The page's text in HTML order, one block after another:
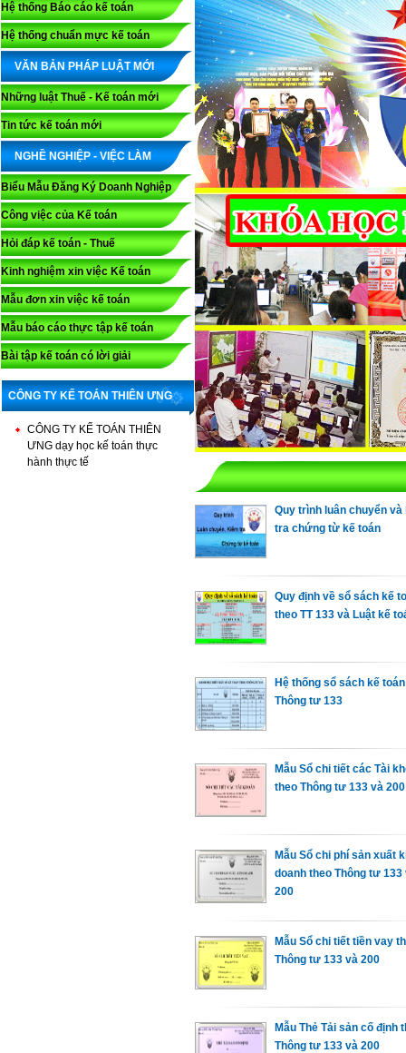
Hệ thống Báo cáo kế toán
Hệ thống chuẩn mực kế toán
VĂN BẢN PHÁP LUẬT MỚI
Những luật Thuế - Kế toán mới
Tin tức kế toán mới
NGHỀ NGHIỆP - VIỆC LÀM
Biểu Mẫu Đăng Ký Doanh Nghiệp
Công việc của Kế toán
Hỏi đáp kế toán - Thuế
Kinh nghiệm xin việc Kế toán
Mẫu đơn xin việc kế toán
Mẫu báo cáo thực tập kế toán
Bài tập kế toán có lời giải
CÔNG TY KẾ TOÁN THIÊN ƯNG
CÔNG TY KẾ TOÁN THIÊN
ƯNG dạy học kế toán thực
hành thực tế
Quy trình luân chuyển và
tra chứng từ kế toán
Quy định về sổ sách kế
theo TT 133 và Luật kế
Hệ thống sổ sách kế
Thông tư 133
Mẫu Sổ chi tiết các Tài
theo Thông tư 133 và 200
Mẫu Sổ chi phí sản xuất
doanh theo Thông tư 133
200
Mẫu Sổ chi tiết tiền vay
Thông tư 133 và 200
Mẫu Thẻ Tải sản cố định
Thông tư 133 và 200